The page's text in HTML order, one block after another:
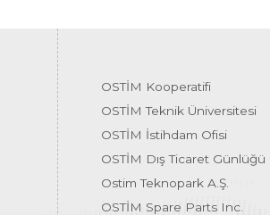
OSTİM Kooperatifi
OSTİM Teknik Üniversitesi
OSTİM İstihdam Ofisi
OSTİM Dış Ticaret Günlüğü
Ostim Teknopark A.Ş.
OSTİM Spare Parts Inc.